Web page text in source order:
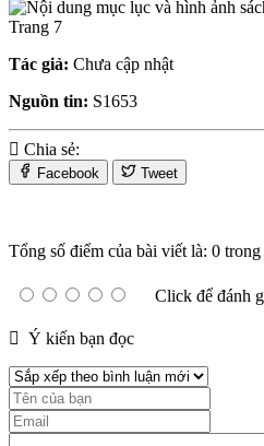
Tác giả: Chưa cập nhật
Nguồn tin: S1653
Chia sẻ:
Facebook Tweet
Tổng số điểm của bài viết là: 0
Click để đánh
Ý kiến bạn đọc